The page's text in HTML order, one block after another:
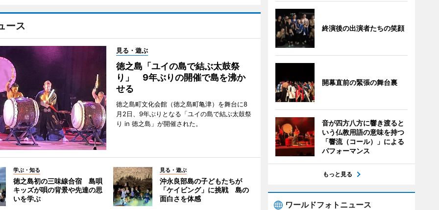
ース
見る・遊ぶ
徳之島「ユイの島で結ぶ太鼓祭
り」 9年ぶりの開催で島を沸か
せる
徳之島町文化会館（徳之島町亀津）を舞台に8
月2日、9年ぶりとなる「ユイの島で結ぶ太鼓祭
り in 徳之島」が開催された。
学ぶ・知る
徳之島初の三味線合宿 島唄
キッズが唄の背景や先達の思
いを学ぶ
見る・遊ぶ
沖永良部島の子どもたちが
「ケイビング」に挑戦 島の
面白さを体感
終演後の出演者たちの笑顔
開幕直前の緊張の舞台裏
音が四方八方に響き渡ると
いう仏教用語の意味を持つ
「響流（コール）」による
パフォーマンス
もっと見る
ワールドフォトニュース